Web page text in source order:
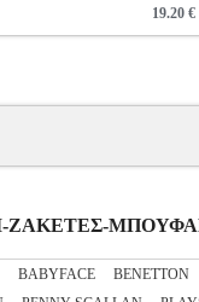
19.20 €
ΖΑΚΕΤΕΣ-
BABYFACE BENETTON